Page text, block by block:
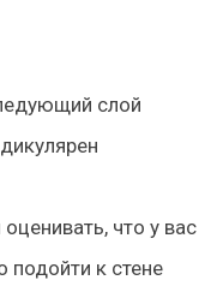
слой
что у вас
подойти к стене